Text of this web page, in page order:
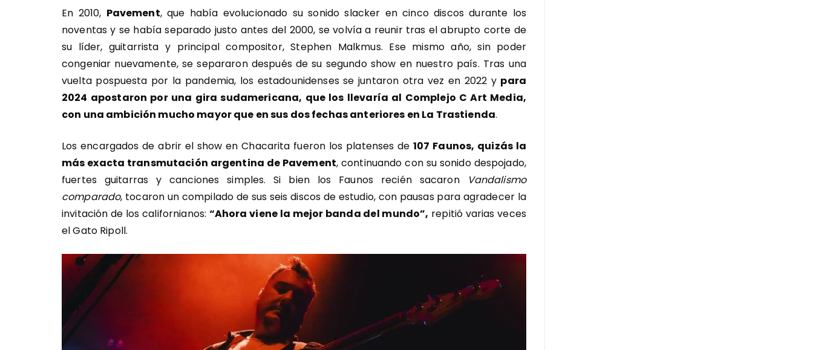
En 2010, Pavement, que había evolucionado su sonido slacker en cinco discos durante los
noventas y se había separado justo antes del 2000, se volvía a reunir tras el abrupto corte de
su líder, guitarrista y principal compositor, Stephen Malkmus. Ese mismo año, sin poder
congeniar nuevamente, se separaron después de su segundo show en nuestro país. Tras una
vuelta pospuesta por la pandemia, los estadounidenses se juntaron otra vez en 2022 y para
2024 apostaron por una gira sudamericana, que los llevaría al Complejo C Art Media,
con una ambición mucho mayor que en sus dos fechas anteriores en La Trastienda.
Los encargados de abrir el show en Chacarita fueron los platenses de107 Faunos, quizás la
más exacta transmutación argentina de Pavement, continuando con su sonido despojado,
fuertes guitarras y canciones simples. Si bien los Faunos recién sacaron
Vandalismo
comparado, tocaron un compilado de sus seis discos de estudio, con pausas para agradecer la
invitación de los californianos: “Ahora viene la mejor banda del mundo”, repitió varias veces
el Gato Ripoll.